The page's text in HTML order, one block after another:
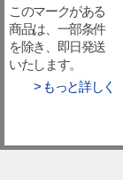
このマークがある
商品は、一部条件
を除き、即日発送
いたします。
> もっと詳しく